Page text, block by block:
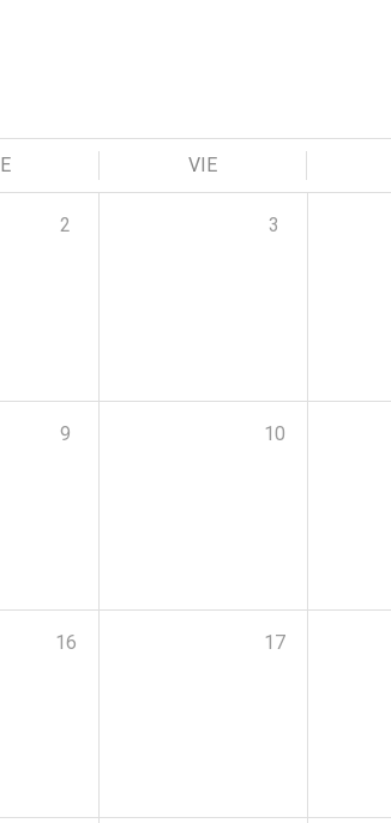
VIE
2 3
9 10
16 17